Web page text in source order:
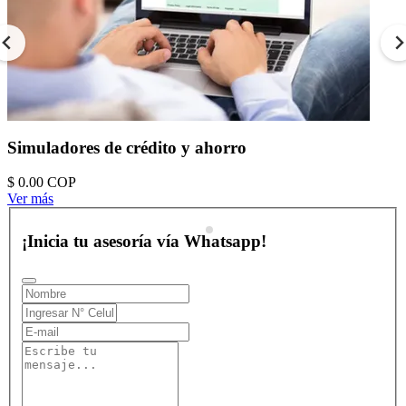
Simuladores de crédito y ahorro
$ 0.00 COP
Ver más
¡Inicia tu asesoría vía Whatsapp!